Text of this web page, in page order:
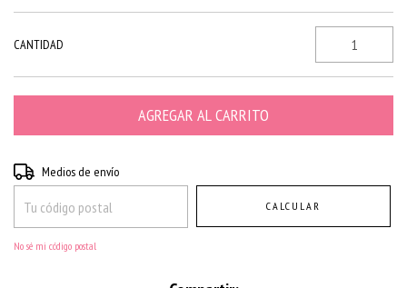
CANTIDAD
Entregas para el CP:
Medios de envío
CALCULAR
No sé mi código postal